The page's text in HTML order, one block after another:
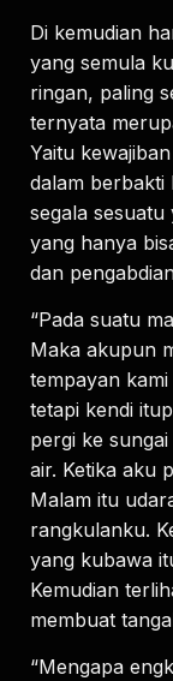
Di kemudian
yang semula
ringan, paling
ternyata
Yaitu
dalam
segala
yang hanya
dan
“Pada suatu
Maka akupun
tempayan
tetapi kendi
pergi ke
air. Ketika aku
Malam itu
rangkulanku.
yang kubawa
Kemudian
membuat
“Mengapa